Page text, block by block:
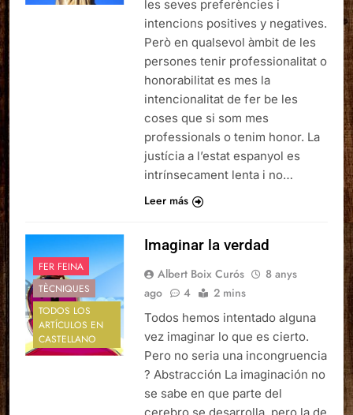
les seves preferències i
intencions positives y negatives.
Però en qualsevol àmbit de les
persones tenir professionalitat o
honorabilitat es mes la
intencionalitat de fer be les
coses que si som mes
professionals o tenim honor. La
justícia a l’estat espanyol es
intrínsecament lenta i no…
Leer más
FER FEINA
TÈCNIQUES
TODOS LOS
ARTÍCULOS EN
CASTELLANO
Imaginar la verdad
Albert Boix Curós
8 anys
ago
4 2 mins
Todos hemos intentado alguna
vez imaginar lo que es cierto.
Pero no seria una incongruencia
? Abstracción La imaginación no
se sabe en que parte del